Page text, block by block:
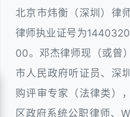
北京市炜衡（深圳）律
律师执业证号为
00。邓杰律师现（或曾
市人民政府听证员、深
购评审专家（法律类）
区政府系统公职律师、